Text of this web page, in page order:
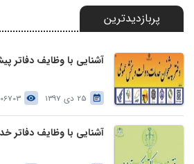
پربازدیدترین
آشنایی با وظایف دفاتر
25 دی 1397 206703
آشنایی با وظایف دفاتر